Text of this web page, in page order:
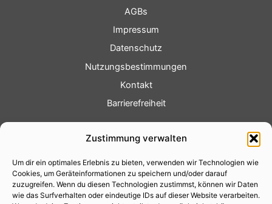
Zustimmung verwalten
Um dir ein optimales Erlebnis zu bieten, verwenden wir Technologien wie
Cookies, um Geräteinformationen zu speichern und/oder darauf
zuzugreifen. Wenn du diesen Technologien zustimmst, können wir Daten
wie das Surfverhalten oder eindeutige IDs auf dieser Website verarbeiten.
AGBs
Impressum
Datenschutz
Nutzungsbestimmungen
Kontakt
Barrierefreiheit
Fotoservice
Videoservice
Werbung